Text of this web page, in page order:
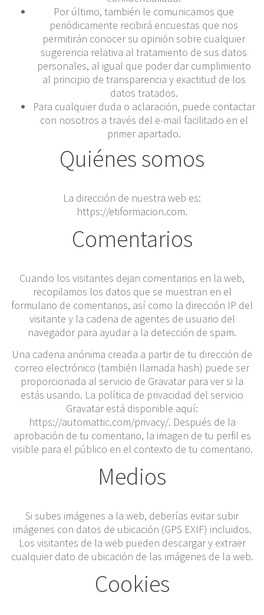
Por último, también le comunicamos que
periódicamente recibirá encuestas que nos
permitirán conocer su opinión sobre cualquier
sugerencia relativa al tratamiento de sus datos
personales, al igual que poder dar cumplimiento
al principio de transparencia y exactitud de los
datos tratados.
Para cualquier duda o aclaración, puede contactar
con nosotros a través del e-mail facilitado en el
primer apartado.
Quiénes somos
La dirección de nuestra web es:
https://etiformacion.com.
Comentarios
Cuando los visitantes dejan comentarios en la web,
recopilamos los datos que se muestran en el
formulario de comentarios, así como la dirección IP del
visitante y la cadena de agentes de usuario del
navegador para ayudar a la detección de spam.
Una cadena anónima creada a partir de tu dirección de
correo electrónico (también llamada hash) puede ser
proporcionada al servicio de Gravatar para ver si la
estás usando. La política de privacidad del servicio
Gravatar está disponible aquí:
https://automattic.com/privacy/. Después de la
aprobación de tu comentario, la imagen de tu perfil es
visible para el público en el contexto de tu comentario.
Medios
Si subes imágenes a la web, deberías evitar subir
imágenes con datos de ubicación (GPS EXIF) incluidos.
Los visitantes de la web pueden descargar y extraer
cualquier dato de ubicación de las imágenes de la web.
Cookies